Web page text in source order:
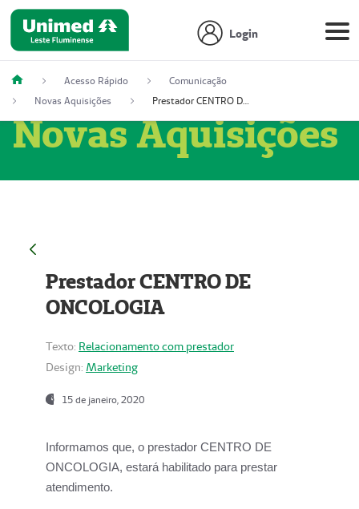
Login
Acesso Rápido
Comunicação
Novas Aquisições
Prestador CENTRO DE ONCOLOGIA
Novas Aquisições
Prestador CENTRO DE
ONCOLOGIA
Texto: Relacionamento com prestador
Design: Marketing
15 de janeiro, 2020
Informamos que, o prestador CENTRO DE
ONCOLOGIA, estará habilitado para prestar
atendimento.